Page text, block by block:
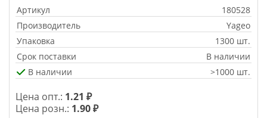
Артикул
180528
Производитель
Yageo
Упаковка
1300 шт.
Срок поставки
В наличии
В наличии
>1000 шт.
Цена опт.: 1.21 ₽
Цена розн.: 1.90 ₽